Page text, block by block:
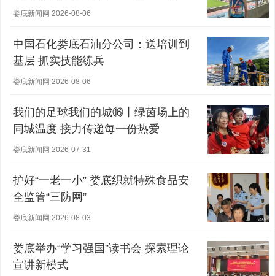
军
娄底新闻网 2026-08-06
中国石化娄底石油分公司：送培训到
基层 抓实技能练兵
娄底新闻网 2026-08-06
我们的足球我们的城⑯丨绿茵场上的
同城温度 接力传递每一份热爱
娄底新闻网 2026-07-31
护好“一老一小” 娄底织就特殊食品安
全监管“三防网”
娄底新闻网 2026-08-03
娄底举办“学习强国”读书会 探索理论
宣讲新模式